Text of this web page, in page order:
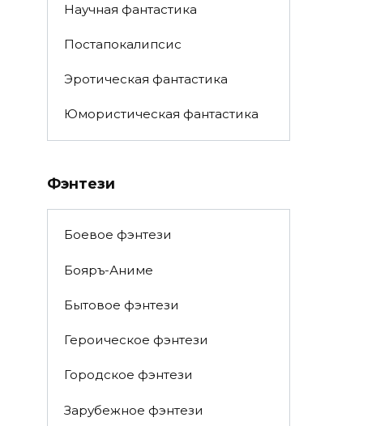
Научная фантастика
Постапокалипсис
Эротическая фантастика
Юмористическая фантастика
Фэнтези
Боевое фэнтези
Бояръ-Аниме
Бытовое фэнтези
Героическое фэнтези
Городское фэнтези
Зарубежное фэнтези